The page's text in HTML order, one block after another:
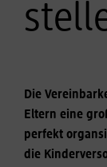
Die
Eltern eine
perfekt
die